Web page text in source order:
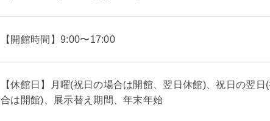
【開館時間】9:00〜17:00
【休館日】月曜(祝日の場合は開館、翌日休館)、祝日の翌
合は開館)、展示替え期間、年末年始